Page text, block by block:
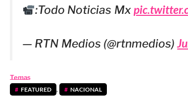
:Todo Noticias Mx
— RTN Medios (@rtnmedios)
Temas
FEATURED , NACIONAL